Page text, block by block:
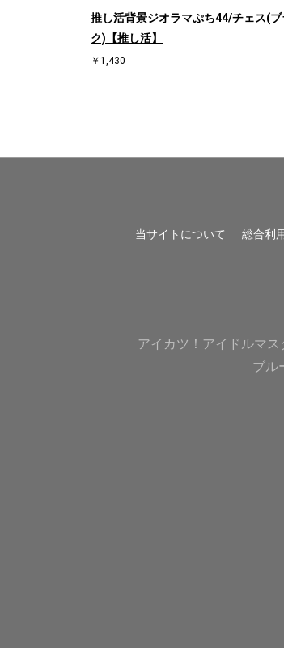
推し活背景ジオラマぷち44/チェス(ブ
ク)【推し活】
￥1,430
当サイトについて 総合利
アイカツ！ アイドルマス
ブル